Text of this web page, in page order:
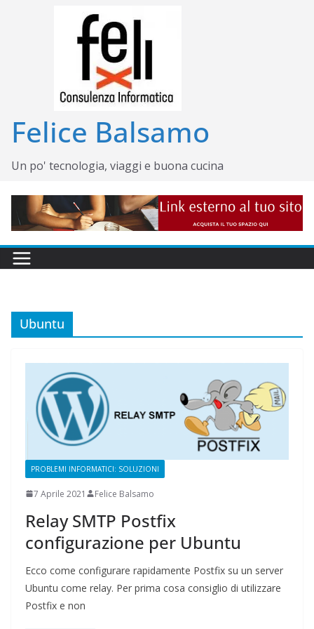
Felice Balsamo
Un po' tecnologia, viaggi e buona cucina
Ubuntu
PROBLEMI INFORMATICI: SOLUZIONI
7 Aprile 2021 Felice Balsamo
Relay SMTP Postfix
configurazione per Ubuntu
Ecco come configurare rapidamente Postfix su un server
Ubuntu come relay. Per prima cosa consiglio di utilizzare
Postfix e non